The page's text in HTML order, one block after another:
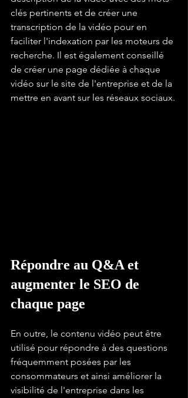
clés pertinents et de créer une
transcription de la vidéo pour en
faciliter l'indexation par les moteurs de
recherche. Il est également conseillé
de créer une page dédiée à chaque
vidéo sur le site de l'entreprise et de la
mettre en avant sur les réseaux sociaux.
Répondre au Q&A et
augmenter le SEO de
chaque page
En outre, le contenu vidéo peut être
utilisé pour répondre à des questions
fréquemment posées par les
consommateurs et ainsi améliorer la
visibilité de l'entreprise dans les